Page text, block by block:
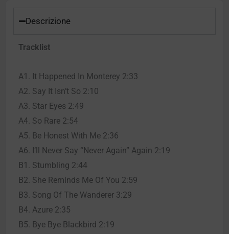
Descrizione
Tracklist
A1. It Happened In Monterey 2:33
A2. Say It Isn’t So 2:10
A3. Star Eyes 2:49
A4. So Rare 2:54
A5. Be Honest With Me 2:36
A6. I’ll Never Say “Never Again” Again 2:19
B1. Stumbling 2:44
B2. She Reminds Me Of You 2:59
B3. Song Of The Wanderer 3:29
B4. Azure 2:35
B5. Bye Bye Blackbird 2:19